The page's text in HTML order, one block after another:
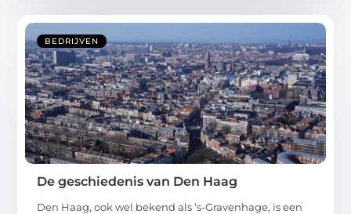
BEDRIJVEN
De geschiedenis van Den Haag
Den Haag, ook wel bekend als ‘s-Gravenhage, is een